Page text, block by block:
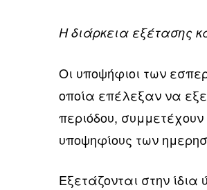
Η διάρκεια εξέτασης
Οι υποψήφιοι των
οποία επέλεξαν να
περιόδου,
υποψηφίους των
Εξετάζονται στην